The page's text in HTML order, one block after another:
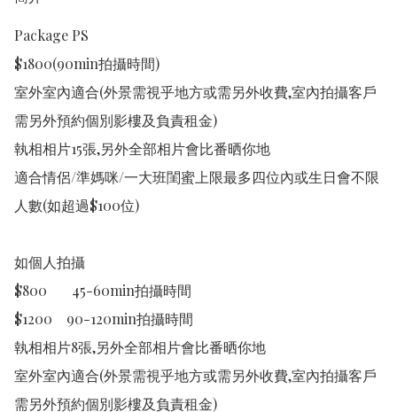
Package PS
$1800(90min拍攝時間)
室外室內適合(外景需視乎地方或需另外收費,室內拍攝客戶
需另外預約個別影樓及負責租金)
執相相片15張,另外全部相片會比番晒你地
適合情侶/準媽咪/一大班閨蜜上限最多四位內或生日會不限
人數(如超過$100位)
如個人拍攝
$800       45-60min拍攝時間
$1200    90-120min拍攝時間
執相相片8張,另外全部相片會比番晒你地
室外室內適合(外景需視乎地方或需另外收費,室內拍攝客戶
需另外預約個別影樓及負責租金)